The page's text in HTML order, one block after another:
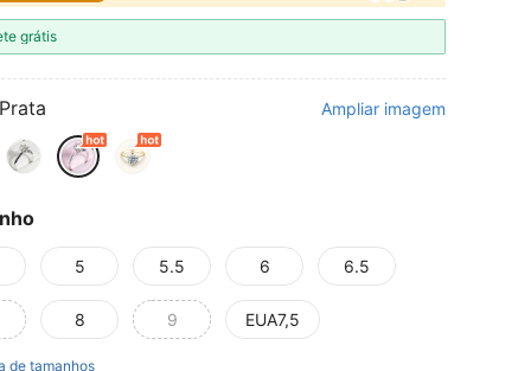
grátis
Prata Ampliar imagem
5 5.5 6 6.5
8 9 EUA7,5
de tamanhos